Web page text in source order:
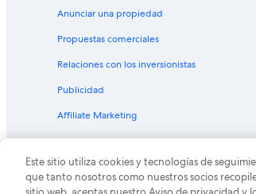
Hoteles con restaurante en Distrito
Hoteles cerca de Cole Pratt Gallery
Anunciar una propiedad
Propuestas comerciales
Relaciones con los inversionistas
Publicidad
Affiliate Marketing
© 2026 Expedia, Inc., una
Este sitio utiliza cookies y tecnologías de
que tanto nosotros como nuestros socios